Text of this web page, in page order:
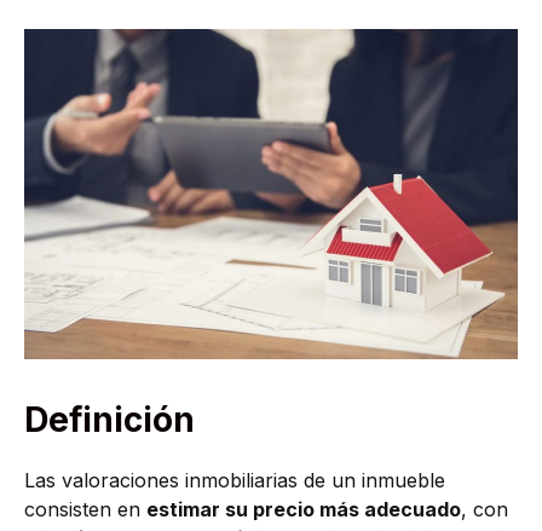
Definición
Las valoraciones inmobiliarias de un inmueble
consisten en estimar su precio más adecuado, con